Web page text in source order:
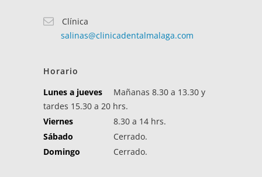
Clínica
salinas@clinicadentalmalaga.com
Horario
Lunes a jueves
Mañanas 8.30 a 13.30 y
tardes 15.30 a 20 hrs.
Viernes
8.30 a 14 hrs.
Sábado
Cerrado.
Domingo
Cerrado.